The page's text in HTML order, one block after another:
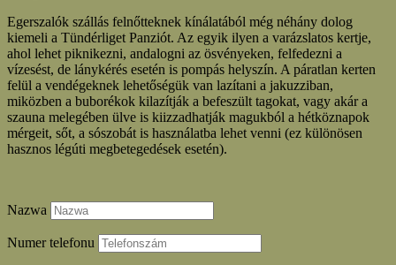
Egerszalók szállás felnőtteknek kínálatából még néhány dolog
kiemeli a Tündérliget Panziót. Az egyik ilyen a varázslatos kertje,
ahol lehet piknikezni, andalogni az ösvényeken, felfedezni a
vízesést, de lánykérés esetén is pompás helyszín. A páratlan kerten
felül a vendégeknek lehetőségük van lazítani a jakuzziban,
miközben a buborékok kilazítják a befeszült tagokat, vagy akár a
szauna melegében ülve is kiizzadhatják magukból a hétköznapok
mérgeit, sőt, a sószobát is használatba lehet venni (ez különösen
hasznos légúti megbetegedések esetén).
Nazwa
Numer telefonu